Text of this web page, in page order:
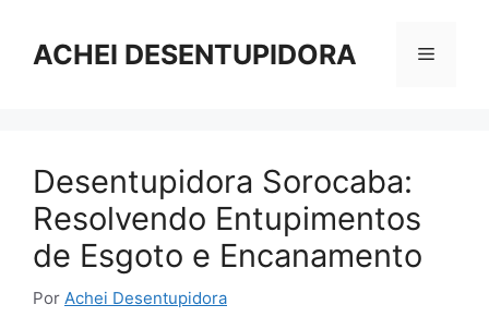
ACHEI DESENTUPIDORA Menu
Desentupidora Sorocaba:
Resolvendo Entupimentos
de Esgoto e Encanamento
Por Achei Desentupidora